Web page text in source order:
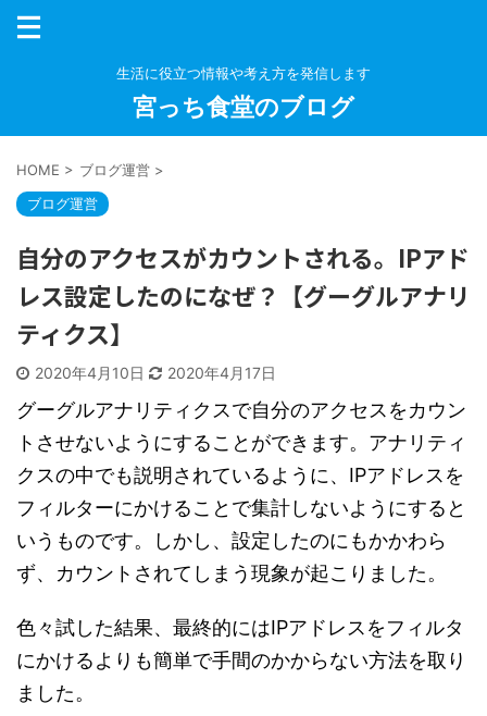
生活に役立つ情報や考え方を発信します
宮っち食堂のブログ
HOME > ブログ運営 >
ブログ運営
自分のアクセスがカウントされる。IPアド
レス設定したのになぜ？【グーグルアナリ
ティクス】
2020年4月10日 2020年4月17日
グーグルアナリティクスで自分のアクセスをカウン
トさせないようにすることができます。アナリティ
クスの中でも説明されているように、IPアドレスを
フィルターにかけることで集計しないようにすると
いうものです。しかし、設定したのにもかかわら
ず、カウントされてしまう現象が起こりました。
色々試した結果、最終的にはIPアドレスをフィルタ
にかけるよりも簡単で手間のかからない方法を取り
ました。